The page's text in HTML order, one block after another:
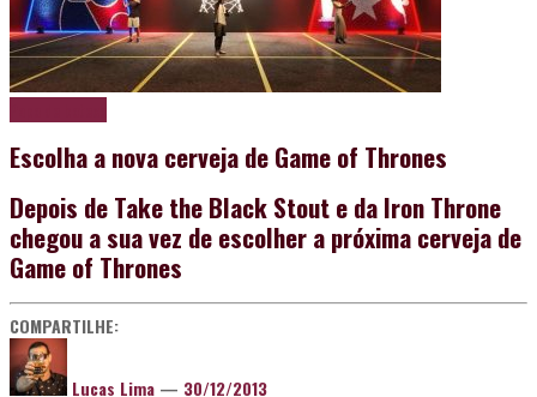
Escolha a nova cerveja de Game of Thrones
Depois de Take the Black Stout e da Iron Throne
chegou a sua vez de escolher a próxima cerveja de
Game of Thrones
COMPARTILHE:
Lucas Lima — 30/12/2013